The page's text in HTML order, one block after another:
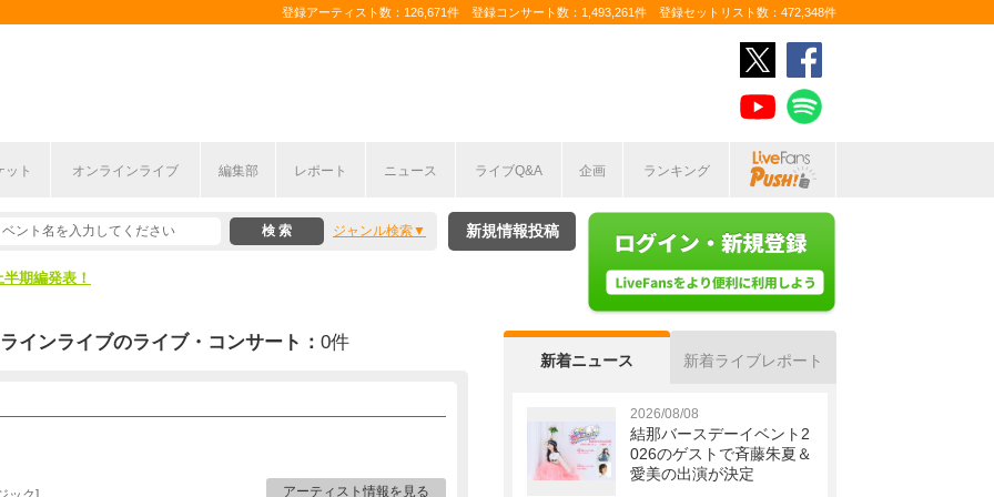
登録アーティスト数：126,671件 登録コンサート数：1,493,261件 登録セットリスト数：472,348件
ット オンラインライブ 編集部 レポート ニュース ライブQ&A 企画 ランキング
ジャンル検索
こから！
期編発表！
新規情報投稿
インライブのライブ・コンサート： 0件
アーティスト情報を見る
新着ニュース 新着ライブレポート
2026/08/08
結那バースデーイベント2
026のゲストで斉藤朱夏＆
愛美の出演が決定